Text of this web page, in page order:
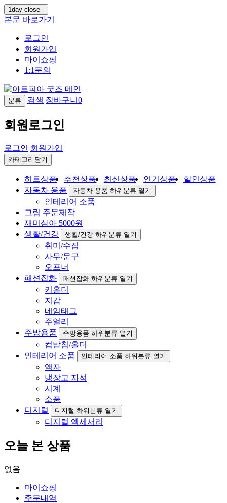
1day close
본문 바로가기
로그인
회원가입
마이쇼핑
1:1문의
분류 검색 장바구니 0
회원로그인
로그인 회원가입
카테고리닫기
히트상품 추천상품 최신상품 인기상품
할인상품
자동차 용품
자동차 용품 하위분류 열기
인테리어 소품
그림 주문제작
재미삼아 5000원
생활/건강
생활/건강 하위분류 열기
취미/수집
사무/문구
오프너
패션잡화
패션잡화 하위분류 열기
키홀더
지갑
네임태그
주얼리
주방용품
주방용품 하위분류 열기
컵받침/홀더
인테리어 소품
인테리어 소품 하위분류 열기
액자
냉장고 자석
시계
소품
디지털
디지털 하위분류 열기
디지털 엑세서리
오늘 본 상품
없음
마이쇼핑
주문내역